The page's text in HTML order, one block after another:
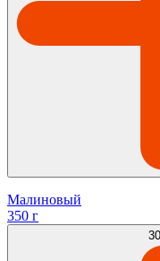
Малиновый
350 г